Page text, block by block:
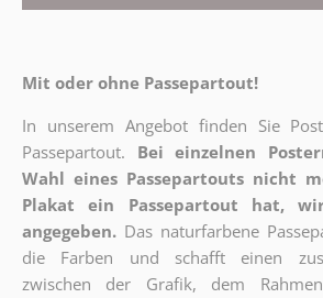
Mit oder ohne Passepartout!
In unserem Angebot finden Sie
Passepartout.
Bei einzelnen
Wahl eines Passepartouts nicht
Plakat ein Passepartout hat,
angegeben. Das naturfarbene
die Farben und schafft einen
zwischen der Grafik, dem